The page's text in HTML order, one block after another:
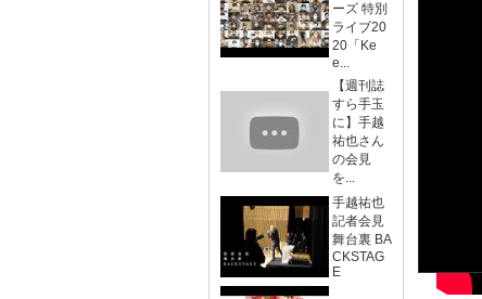
ーズ 特別
ライブ20
20「Ke
e...
【週刊誌
すら手玉
に】手越
祐也さん
の会見
を...
手越祐也
記者会見
舞台裏 BA
CKSTAG
E